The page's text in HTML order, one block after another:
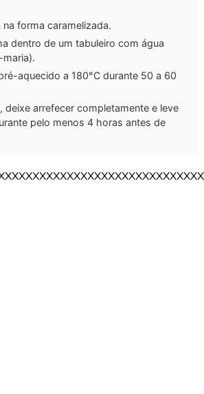
na forma caramelizada.
dentro de um tabuleiro com água
aquecido a 180°C durante 50 a 60
deixe arrefecer completamente e leve
pelo menos 4 horas antes de